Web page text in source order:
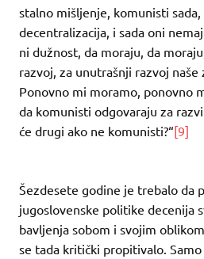
stalno mišljenje, komunisti sada,
decentralizacija, i sada oni
ni dužnost, da moraju, da
razvoj, za unutrašnji razvoj
Ponovno mi moramo, ponovno
da komunisti odgovaraju za
će drugi ako ne komunisti?“[9]
Šezdesete godine je trebalo da
jugoslovenske politike decenija
bavljenja sobom i svojim
se tada kritički propitivalo.